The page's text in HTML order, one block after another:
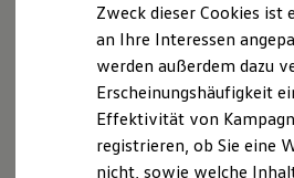
Laden
Laden unterwegs
Laden Zuhause
Ladezeitensimulator
Batterie
Sicherheit
Garantie und
Fahrzeugangebot
Zweck dieser Cookies ist
an Ihre Interessen
werden außerdem dazu
Erscheinungshäufigkeit
Effektivität von
registrieren, ob Sie eine
nicht, sowie welche